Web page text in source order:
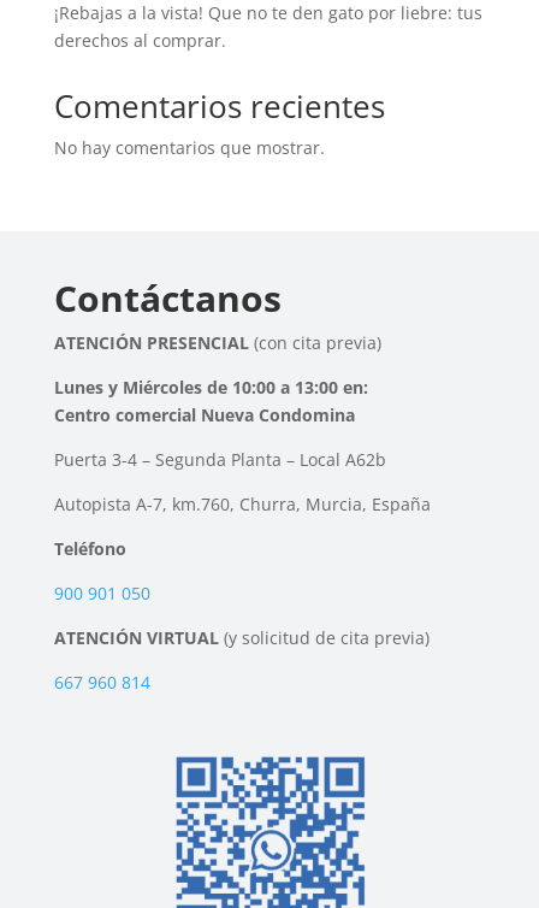
¡Rebajas a la vista! Que no te den gato por liebre: tus
derechos al comprar.
Comentarios recientes
No hay comentarios que mostrar.
Contáctanos
ATENCIÓN PRESENCIAL (con cita previa)
Lunes y Miércoles de 10:00 a 13:00 en:
Centro comercial Nueva Condomina
Puerta 3-4 – Segunda Planta – Local A62b
Autopista A-7, km.760, Churra, Murcia, España
Teléfono
900 901 050
ATENCIÓN VIRTUAL (y solicitud de cita previa)
667 960 814